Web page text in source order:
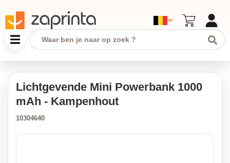
Lichtgevende Mini Powerbank 1000
mAh - Kampenhout
10304640